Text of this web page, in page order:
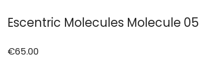
Escentric Molecules Molecule 05
€65.00